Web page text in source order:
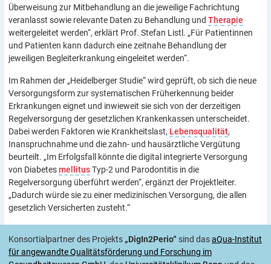
Überweisung zur Mitbehandlung an die jeweilige Fachrichtung
veranlasst sowie relevante Daten zu Behandlung und Therapie
weitergeleitet werden“, erklärt Prof. Stefan Listl. „Für Patientinnen
und Patienten kann dadurch eine zeitnahe Behandlung der
jeweiligen Begleiterkrankung eingeleitet werden“.
Im Rahmen der „Heidelberger Studie“ wird geprüft, ob sich die neue
Versorgungsform zur systematischen Früherkennung beider
Erkrankungen eignet und inwieweit sie sich von der derzeitigen
Regelversorgung der gesetzlichen Krankenkassen unterscheidet.
Dabei werden Faktoren wie Krankheitslast, Lebensqualität,
Inanspruchnahme und die zahn- und hausärztliche Vergütung
beurteilt. „Im Erfolgsfall könnte die digital integrierte Versorgung
von DiabetesmellitusTyp-2 und Parodontitis in die
Regelversorgung überführt werden“, ergänzt der Projektleiter.
„Dadurch würde sie zu einer medizinischen Versorgung, die allen
gesetzlich Versicherten zusteht.“
Konsortialpartner des Projekts „DigIn2Perio“ sind dasaQua-Institut
für angewandte Qualitätsförderung und Forschung im